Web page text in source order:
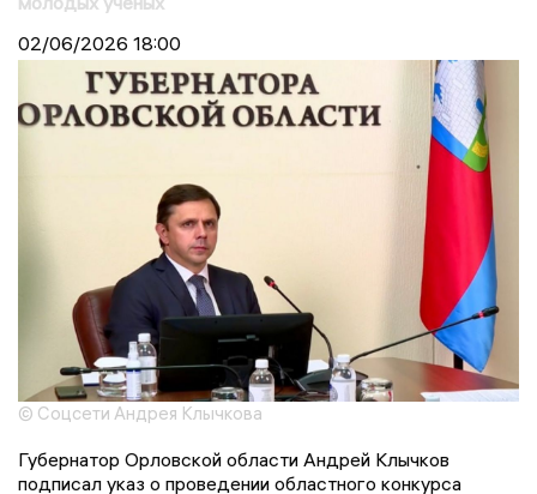
02/06/2026 18:00
© Соцсети Андрея Клычкова
Губернатор Орловской области Андрей Клычков
подписал указ о проведении областного конкурса